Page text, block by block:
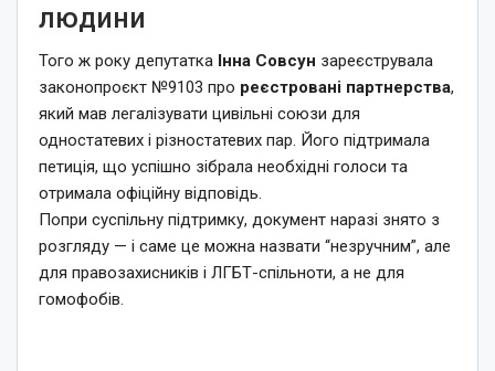
людини
Того ж року депутатка Інна Совсун зареєструвала
законопроєкт №9103 про реєстровані партнерства,
який мав легалізувати цивільні союзи для
одностатевих і різностатевих пар. Його підтримала
петиція, що успішно зібрала необхідні голоси та
отримала офіційну відповідь.
Попри суспільну підтримку, документ наразі знято з
розгляду — і саме це можна назвати “незручним”, але
для правозахисників і ЛГБТ-спільноти, а не для
гомофобів.